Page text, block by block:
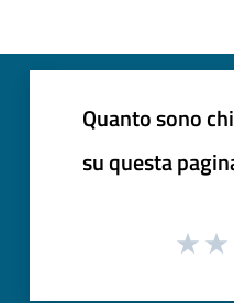
Quanto sono
su questa